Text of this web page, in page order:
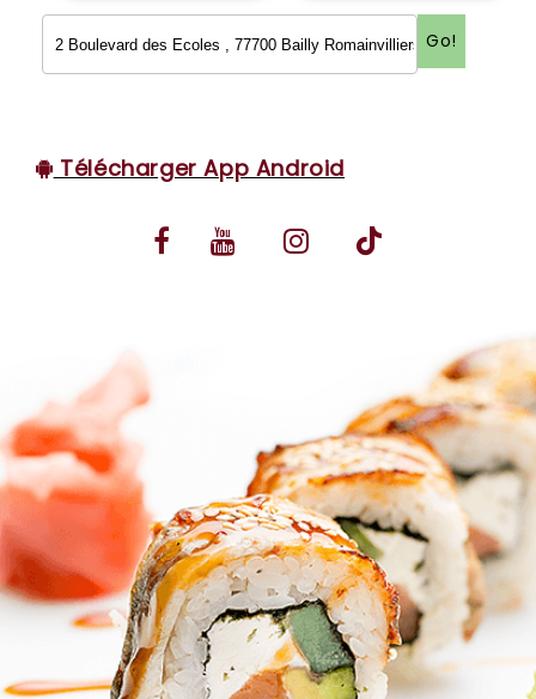
LA CARTE
VOS AVIS
MENTIONS LÉGALES
Go!
Télécharger App Android